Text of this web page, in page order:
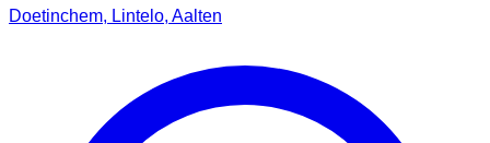
Doetinchem, Lintelo, Aalten